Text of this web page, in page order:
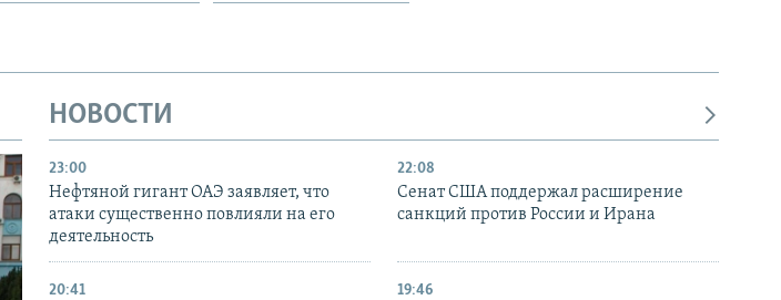
НОВОСТИ
23:00
Нефтяной гигант ОАЭ заявляет, что
атаки существенно повлияли на его
деятельность
22:08
Сенат США поддержал расширение
санкций против России и Ирана
20:41 19:46